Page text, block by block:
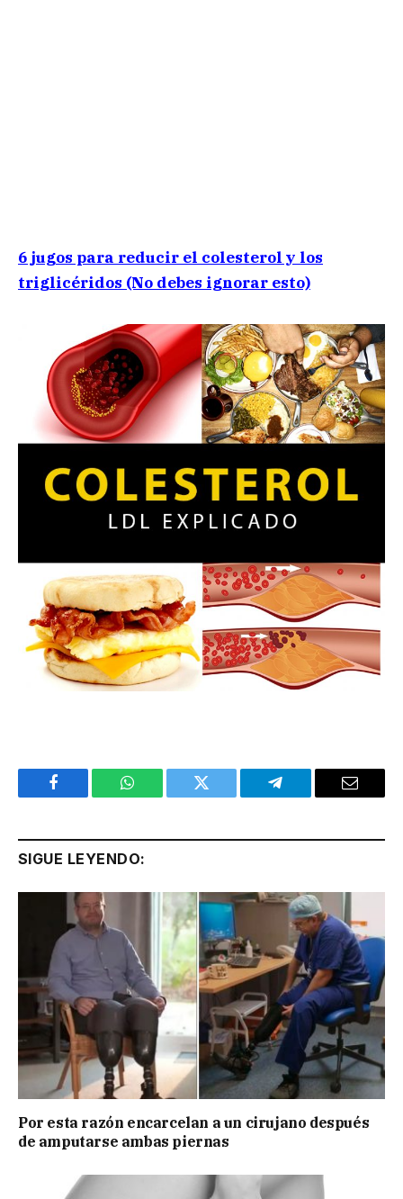
6 jugos para reducir el colesterol y los
triglicéridos (No debes ignorar esto)
Facebook WhatsApp Twitter Telegram Email
SIGUE LEYENDO:
Por esta razón encarcelan a un cirujano después
de amputarse ambas piernas